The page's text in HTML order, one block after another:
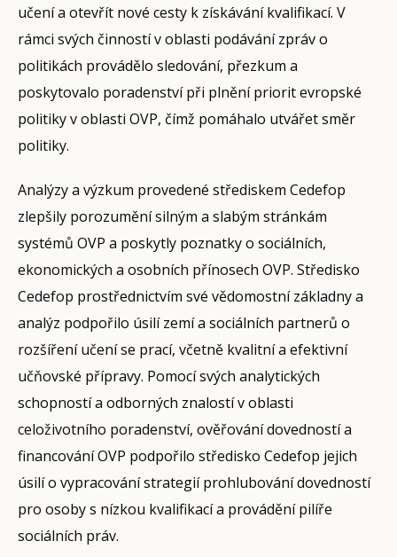
učení a otevřít nové cesty k získávání kvalifikací. V
rámci svých činností v oblasti podávání zpráv o
politikách provádělo sledování, přezkum a
poskytovalo poradenství při plnění priorit evropské
politiky v oblasti OVP, čímž pomáhalo utvářet směr
politiky.
Analýzy a výzkum provedené střediskem Cedefop
zlepšily porozumění silným a slabým stránkám
systémů OVP a poskytly poznatky o sociálních,
ekonomických a osobních přínosech OVP. Středisko
Cedefop prostřednictvím své vědomostní základny a
analýz podpořilo úsilí zemí a sociálních partnerů o
rozšíření učení se prací, včetně kvalitní a efektivní
učňovské přípravy. Pomocí svých analytických
schopností a odborných znalostí v oblasti
celoživotního poradenství, ověřování dovedností a
financování OVP podpořilo středisko Cedefop jejich
úsilí o vypracování strategií prohlubování dovedností
pro osoby s nízkou kvalifikací a provádění pilíře
sociálních práv.